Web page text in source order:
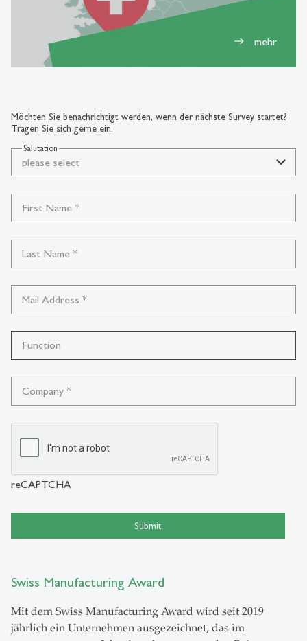
east mehr
Möchten Sie benachrichtigt werden, wenn der nächste Survey startet?
Tragen Sie sich gerne ein.
please select
Salutation
First Name *
Last Name *
Mail Address *
Function
Company *
reCAPTCHA
Submit
Swiss Manufacturing Award
Mit dem Swiss Manufacturing Award wird seit 2019
jährlich ein Unternehmen ausgezeichnet, das im